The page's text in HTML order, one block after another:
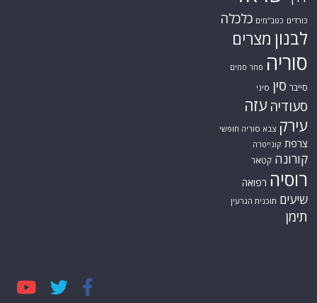
כורדים כטב"מים כלכלה
לבנון מצרים
סוריה סחר סמים
סייבר סין סיני
סעודיה עזה
עירק צבא סוריה חופשי
צרפת קונייטרה
קורונה קטאר
רוסיה רפואה
שיעים תוכנית הגרעין
תימן